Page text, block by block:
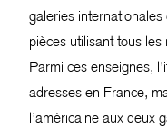
galeries
pièces utilisant tous
Parmi ces enseignes,
adresses en France,
l’américaine aux deux